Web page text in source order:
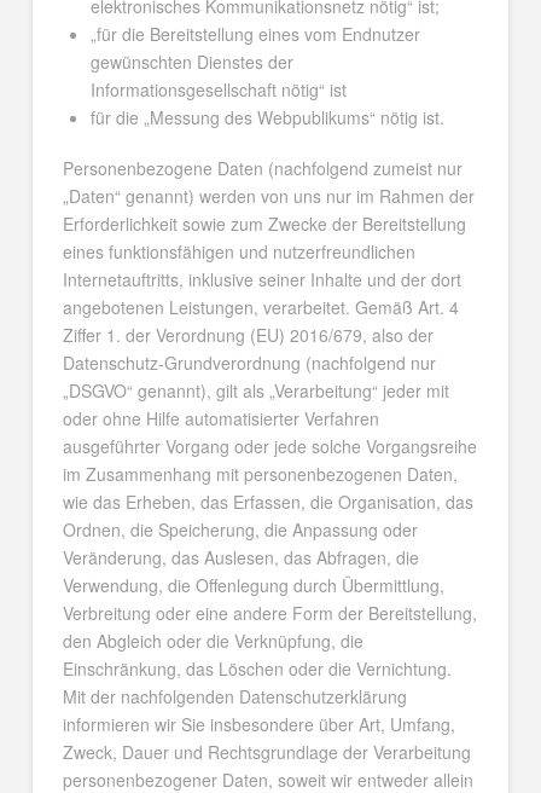
elektronisches Kommunikationsnetz nötig“ ist;
„für die Bereitstellung eines vom Endnutzer
gewünschten Dienstes der
Informationsgesellschaft nötig“ ist
für die „Messung des Webpublikums“ nötig ist.
Personenbezogene Daten (nachfolgend zumeist nur
„Daten“ genannt) werden von uns nur im Rahmen der
Erforderlichkeit sowie zum Zwecke der Bereitstellung
eines funktionsfähigen und nutzerfreundlichen
Internetauftritts, inklusive seiner Inhalte und der dort
angebotenen Leistungen, verarbeitet. Gemäß Art. 4
Ziffer 1. der Verordnung (EU) 2016/679, also der
Datenschutz-Grundverordnung (nachfolgend nur
„DSGVO“ genannt), gilt als „Verarbeitung“ jeder mit
oder ohne Hilfe automatisierter Verfahren
ausgeführter Vorgang oder jede solche Vorgangsreihe
im Zusammenhang mit personenbezogenen Daten,
wie das Erheben, das Erfassen, die Organisation, das
Ordnen, die Speicherung, die Anpassung oder
Veränderung, das Auslesen, das Abfragen, die
Verwendung, die Offenlegung durch Übermittlung,
Verbreitung oder eine andere Form der Bereitstellung,
den Abgleich oder die Verknüpfung, die
Einschränkung, das Löschen oder die Vernichtung.
Mit der nachfolgenden Datenschutzerklärung
informieren wir Sie insbesondere über Art, Umfang,
Zweck, Dauer und Rechtsgrundlage der Verarbeitung
personenbezogener Daten, soweit wir entweder allein